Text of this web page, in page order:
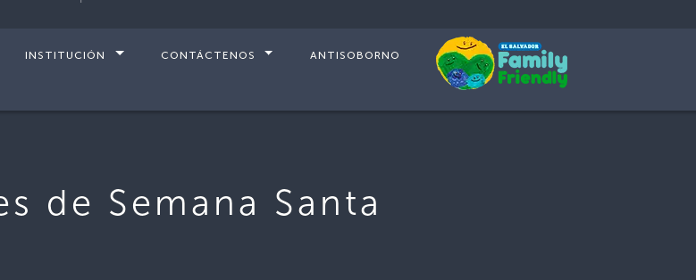
INSTITUCIÓN CONTÁCTENOS ANTISOBORNO
de Semana Santa